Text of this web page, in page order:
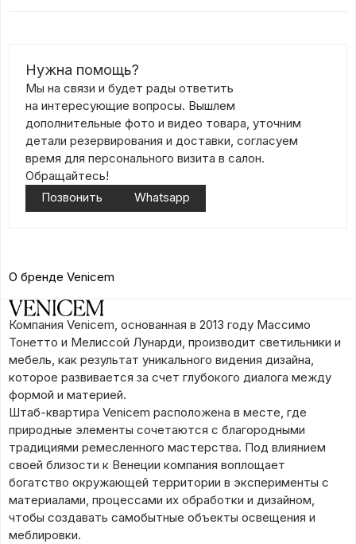
Нужна помощь?
Мы на связи и будет рады ответить
на интересующие вопросы. Вышлем
дополнительные фото и видео товара, уточним
детали резервирования и доставки, согласуем
время для персонального визита в салон.
Обращайтесь!
Позвонить
Whatsapp
О бренде Venicem
Компания Venicem, основанная в 2013 году Массимо
Тонетто и Мелиссой Лунарди, производит светильники и
мебель, как результат уникального видения дизайна,
которое развивается за счет глубокого диалога между
формой и материей.
Штаб-квартира Venicem расположена в месте, где
природные элементы сочетаются с благородными
традициями ремесленного мастерства. Под влиянием
своей близости к Венеции компания воплощает
богатство окружающей территории в эксперименты с
материалами, процессами их обработки и дизайном,
чтобы создавать самобытные объекты освещения и
меблировки.